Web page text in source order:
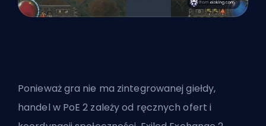
Ponieważ gra nie ma zintegrowanej giełdy,
handel w PoE 2 zależy od ręcznych ofert i